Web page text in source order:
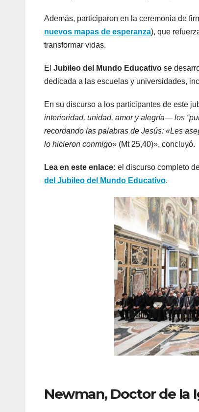
Además, participaron en la ceremonia de
nuevos mapas de esperanza), que
transformar vidas.
El Jubileo del Mundo Educativo se
dedicada a las escuelas y universidades,
En su discurso a los participantes de este
interioridad, unidad, amor y alegría— los
recordando las palabras de Jesús: «Les
lo hicieron conmigo» (Mt 25,40)», concluyó.
Lea en este enlace: el discurso completo
del Jubileo del Mundo Educativo.
Newman, Doctor de la